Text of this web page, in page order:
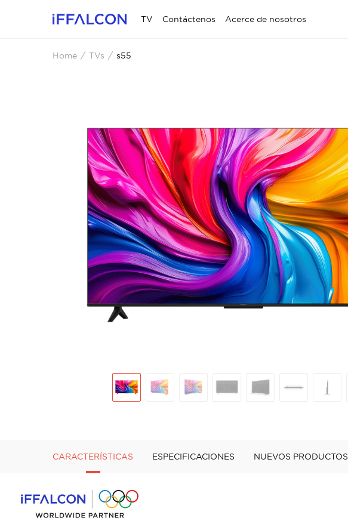
TV Contáctenos Acerce de nosotros
Home TVs s55
CARACTERÍSTICAS ESPECIFICACIONES NUEVOS PRODUCTOS